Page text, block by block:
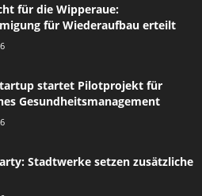
für die Wipperaue:
für Wiederaufbau erteilt
startet Pilotprojekt für
Gesundheitsmanagement
Stadtwerke setzen zusätzliche